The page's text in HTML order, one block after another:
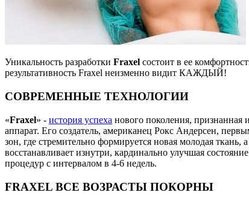
Уникальность разработки Fraxel состоит в ее
результативность Fraxel неизменно видит КАЖДЫЙ!
СОВРЕМЕННЫЕ ТЕХНОЛОГИИ
«Fraxel» - история успеха нового поколения, признанная
аппарат. Его создатель, американец Рокс Андерсен,
зон, где стремительно формируется новая молодая
восстанавливает изнутри, кардинально улучшая
процедур с интервалом в 4-6 недель.
FRAXEL ВСЕ ВОЗРАСТЫ ПОКОРНЫ